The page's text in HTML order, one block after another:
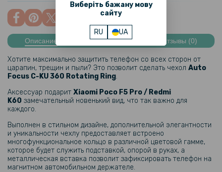
Виберіть бажану мову
сайту
RU UA
249 грн
Защитное стекло Gelius Full Cover Ultra-Thin 0.25mm для Xiaomi
159 грн
199 грн
Противоударная гидрогелевая пленка Hydrogel Film для Xiaomi
159 грн
199 грн
Описание Характеристики Отзывы (0)
Хотите максимально защитить телефон со всех сторон от
царапин, трещин и пыли? Это позволит сделать чехол Auto
Focus C-KU 360 Rotating Ring.
Аксессуар подарит Xiaomi Poco F5 Pro / Redmi
K60 замечательный новенький вид, что так важно для
каждого.
Выполнен в стильном дизайне, дополнительной элегантности
и уникальности чехлу предоставляет встроено
многофункциональное кольцо в различной цветовой гамме,
которое будет служить подставкой, опорой в руках, а
металлическая вставка позволит зафиксировать телефон на
магнитном автомобильном держателе.